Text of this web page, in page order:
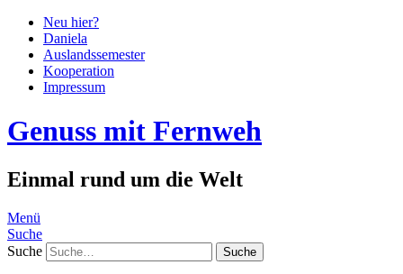
Neu hier?
Daniela
Auslandssemester
Kooperation
Impressum
Genuss mit Fernweh
Einmal rund um die Welt
Menü
Suche
Suche